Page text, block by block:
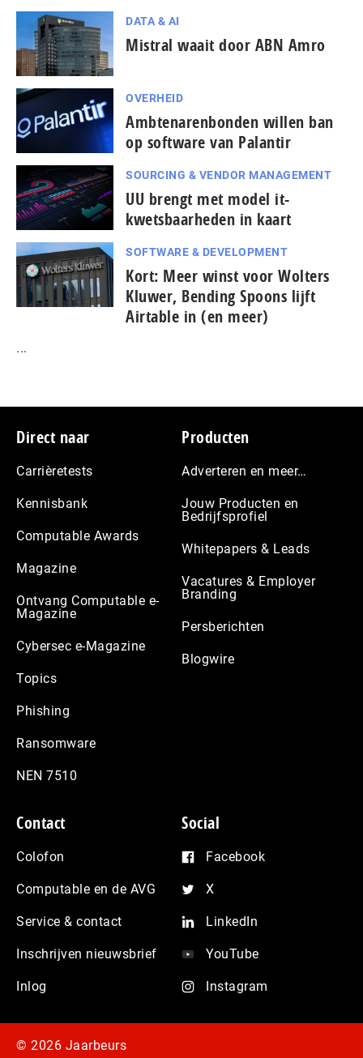
DATA & AI
Mistral waait door ABN Amro
OVERHEID
Ambtenarenbonden willen ban
op software van Palantir
SOURCING & VENDOR MANAGEMENT
UU brengt met model it-
kwetsbaarheden in kaart
SOFTWARE & DEVELOPMENT
Kort: Meer winst voor Wolters
Kluwer, Bending Spoons lijft
Airtable in (en meer)
...
Footer
Direct naar
Carrièretests
Kennisbank
Computable Awards
Magazine
Ontvang Computable e-
Magazine
Cybersec e-Magazine
Topics
Phishing
Ransomware
NEN 7510
Producten
Adverteren en meer…
Jouw Producten en
Bedrijfsprofiel
Whitepapers & Leads
Vacatures & Employer
Branding
Persberichten
Blogwire
Contact
Colofon
Computable en de AVG
Service & contact
Inschrijven nieuwsbrief
Inlog
Social
Facebook
X
LinkedIn
YouTube
Instagram
© 2026 Jaarbeurs